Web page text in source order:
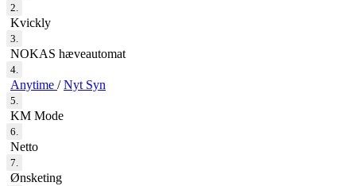
2.
Kvickly
3.
NOKAS hæveautomat
4.
Anytime /Nyt Syn
5.
KM Mode
6.
Netto
7.
Ønsketing